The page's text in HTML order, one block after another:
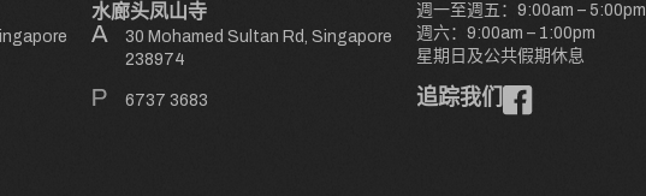
水廊头凤山寺
30 Mohamed Sultan Rd, Singapore
238974
6737 3683
週一至週五：9:00am – 5:00pm
週六：9:00am – 1:00pm
星期日及公共假期休息
追踪我们